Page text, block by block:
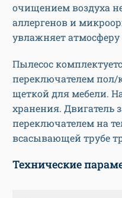
очищением воздуха
аллергенов и
увлажняет
Пылесос
переключателем пол/
щеткой для мебели.
хранения. Двигатель
переключателем на
всасывающей трубе
Технические